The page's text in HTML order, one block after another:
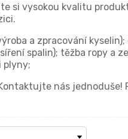
si vysokou kvalitu
a zpracování
spalin); těžba ropy a
plyny;
nás jednoduše!